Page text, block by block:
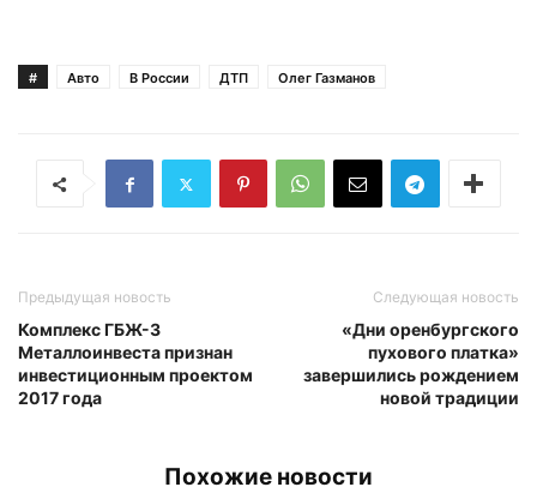
# Авто В России ДТП Олег Газманов
Предыдущая новость
Комплекс ГБЖ-3
Металлоинвеста признан
инвестиционным проектом
2017 года
Следующая новость
«Дни оренбургского
пухового платка»
завершились рождением
новой традиции
Похожие новости